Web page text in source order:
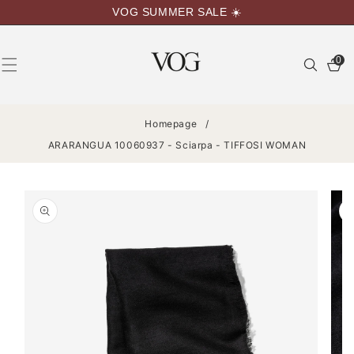
CONTENUTI
VOG SUMMER SALE ☀️
0
Homepage
/
ARARANGUA 10060937 - Sciarpa - TIFFOSI WOMAN
PRODOTTO